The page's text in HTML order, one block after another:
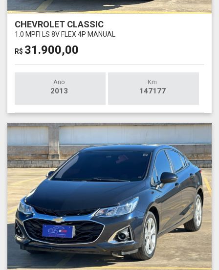
CHEVROLET CLASSIC
1.0 MPFI LS 8V FLEX 4P MANUAL
R$ 31.900,00
Ano
2013
Km
147177